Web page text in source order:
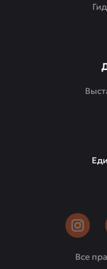
Все